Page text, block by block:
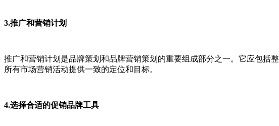
3.推广和营销计划
推广和营销计划是品牌策划和品牌营销策划的重要组成部分之一。它应包括
所有市场营销活动提供一致的定位和目标。
4.选择合适的促销品牌工具